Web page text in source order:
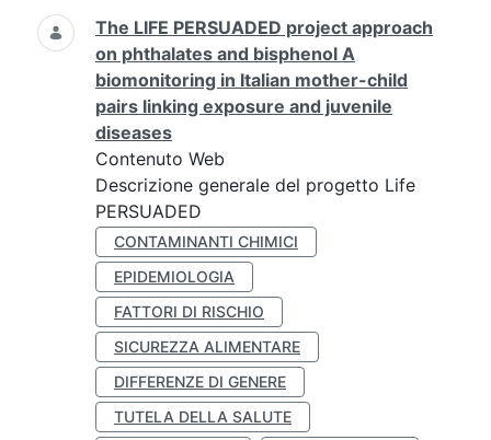
The LIFE PERSUADED project approach
on phthalates and bisphenol A
biomonitoring in Italian mother-child
pairs linking exposure and juvenile
diseases
Contenuto Web
Descrizione generale del progetto Life
PERSUADED
CONTAMINANTI CHIMICI
EPIDEMIOLOGIA
FATTORI DI RISCHIO
SICUREZZA ALIMENTARE
DIFFERENZE DI GENERE
TUTELA DELLA SALUTE